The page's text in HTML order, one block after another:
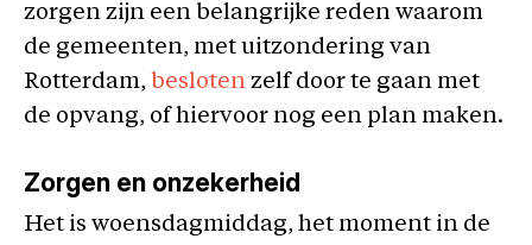
zorgen zijn een belangrijke reden waarom
de gemeenten, met uitzondering van
Rotterdam, besloten zelf door te gaan met
de opvang, of hiervoor nog een plan maken.
Zorgen en onzekerheid
Het is woensdagmiddag, het moment in de